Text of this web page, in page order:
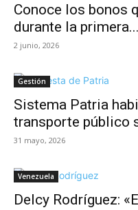
Conoce los bonos
durante la primera...
2 junio, 2026
Gestión
Sistema Patria
transporte público
31 mayo, 2026
Venezuela
Delcy Rodríguez: